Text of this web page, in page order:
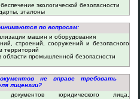
экологической безопасности
эталоны
по вопросам:
машин и оборудования
строений, сооружений и безопасного
территорий
области промышленной безопасности
не вправе требовать
лицензии?
документов юридического лица,